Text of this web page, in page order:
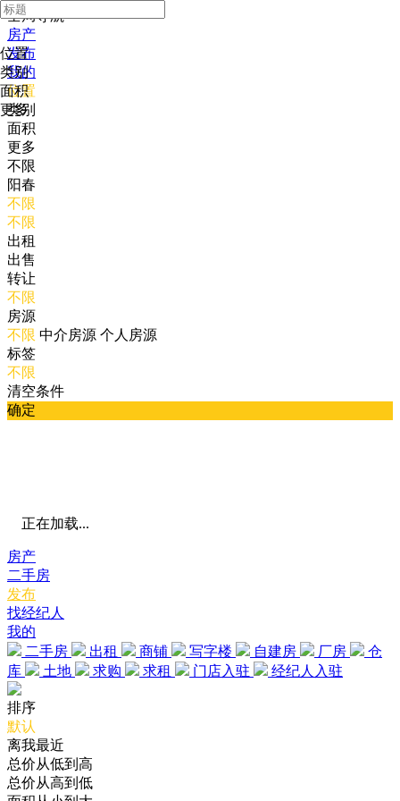
全局导航
房产
发布
我的
位置
类别
面积
更多
位置
类别
面积
更多
不限
阳春
不限
不限
出租
出售
转让
不限
房源
不限 中介房源 个人房源
标签
不限
清空条件
确定
正在加载...
房产
二手房
发布
找经纪人
我的
二手房
出租 商铺 写字楼 自建房 厂房
仓
库
土地 求购 求租 门店入驻 经纪人入驻
排序
默认
离我最近
总价从低到高
总价从高到低